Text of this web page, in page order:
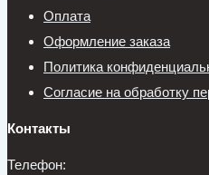
Оплата
Оформление заказа
Политика
Согласие на обработку
Контакты
Телефон: